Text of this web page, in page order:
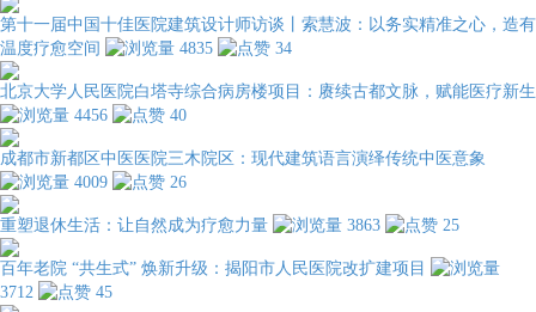
第十一届中国十佳医院建筑设计师访谈丨索慧波：以务实精准之心，造有
温度疗愈空间
4835 34
北京大学人民医院白塔寺综合病房楼项目：赓续古都文脉，赋能医疗新生
4456
40
成都市新都区中医医院三木院区：现代建筑语言演绎传统中医意象
4009
26
重塑退休生活：让自然成为疗愈力量 3863 25
百年老院 “共生式” 焕新升级：揭阳市人民医院改扩建项目
3712
45